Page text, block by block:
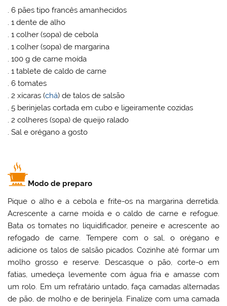
. 6 pães tipo francês amanhecidos
. 1 dente de alho
. 1 colher (sopa) de cebola
. 1 colher (sopa) de margarina
. 100 g de carne moída
. 1 tablete de caldo de carne
. 6 tomates
. 2 xícaras (chá) de talos de salsão
. 5 berinjelas cortada em cubo e ligeiramente cozidas
. 2 colheres (sopa) de queijo ralado
. Sal e orégano a gosto
Modo de preparo
Pique o alho e a cebola e frite-os na margarina derretida.
Acrescente a carne moída e o caldo de carne e refogue.
Bata os tomates no liquidificador, peneire e acrescente ao
refogado de carne. Tempere com o sal, o orégano e
adicione os talos de salsão picados. Cozinhe até formar um
molho grosso e reserve. Descasque o pão, corte-o em
fatias, umedeça levemente com água fria e amasse com
um rolo. Em um refratário untado, faça camadas alternadas
de pão, de molho e de berinjela. Finalize com uma camada